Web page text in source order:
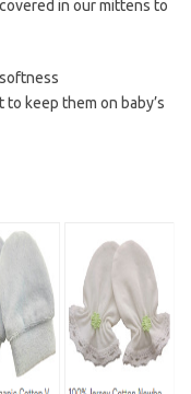
in our mittens to
keep them on baby’s